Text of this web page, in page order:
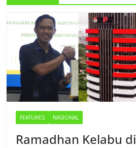
FEATURES NASIONAL
Ramadhan Kelabu di